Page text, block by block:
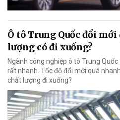
Ô tô Trung Quốc đổi
lượng có đi xuống?
Ngành công nghiệp ô tô Trung
rất nhanh. Tốc độ đổi mới quá
chất lượng đi xuống?